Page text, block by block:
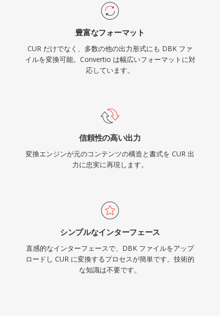
豊富なフォーマット
CUR だけでなく、多数の他の出力形式にも DBK ファ
イルを変換可能。Convertio は幅広いフォーマットに対
応しています。
信頼性の高い出力
変換エンジンが元のコンテンツの構造と書式を CUR 出
力に忠実に再現します。
シンプルなインターフェース
直感的なインターフェースで、DBK ファイルをアップ
ロードし CUR に変換するプロセスが簡単です。技術的
な知識は不要です。